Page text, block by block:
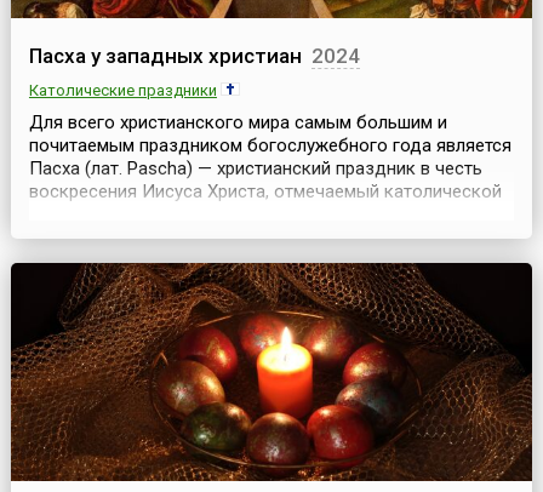
Пасха у западных христиан 2024
Католические праздники
Для всего христианского мира самым большим и
почитаемым праздником богослужебного года является
Пасха (лат. Pascha) — христианский праздник в честь
воскресения Иисуса Христа, отмечаемый католической
после весеннего равноденствия (между 22 марта и 25
апреля). Название праздника восходит к еврейскому
«Песах»: еврейская Пасха, посвященная избавлению ...